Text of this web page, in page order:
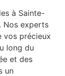
à Sainte-
Nos experts
vos précieux
long du
et des
un